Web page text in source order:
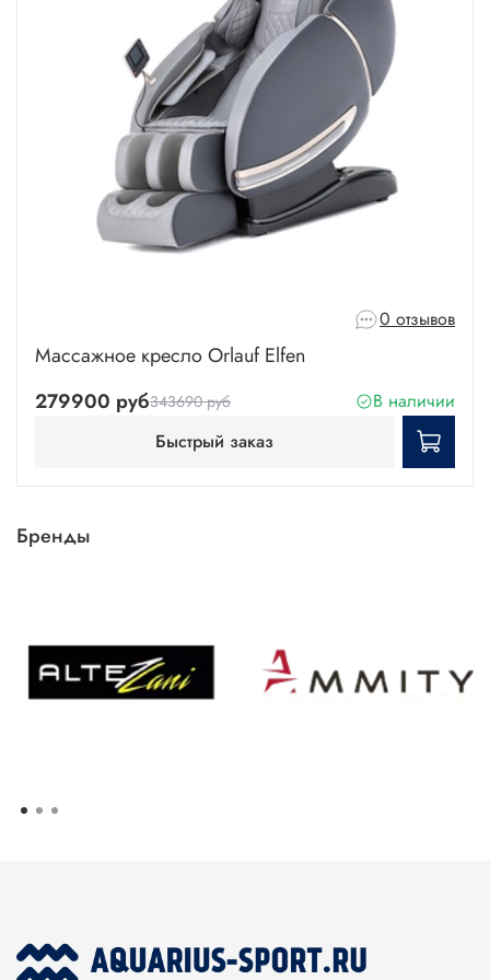
0 отзывов
Массажное кресло Orlauf Elfen
279900 руб343690 руб
В наличии
Быстрый заказ
Бренды